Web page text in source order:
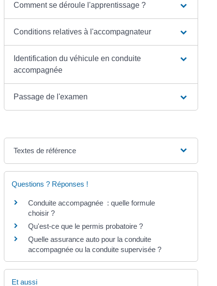
Comment se déroule l'apprentissage ?
Conditions relatives à l'accompagnateur
Identification du véhicule en conduite
accompagnée
Passage de l'examen
Textes de référence
Questions ? Réponses !
Conduite accompagnée : quelle formule
choisir ?
Qu'est-ce que le permis probatoire ?
Quelle assurance auto pour la conduite
accompagnée ou la conduite supervisée ?
Et aussi